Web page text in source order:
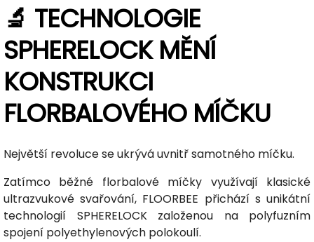
🔬 TECHNOLOGIE
SPHERELOCK MĚNÍ
KONSTRUKCI
FLORBALOVÉHO MÍČKU
Největší revoluce se ukrývá uvnitř samotného míčku.
Zatímco běžné florbalové míčky využívají klasické
ultrazvukové svařování, FLOORBEE přichází s unikátní
technologií SPHERELOCK založenou na polyfuzním
spojení polyethylenových polokoulí.